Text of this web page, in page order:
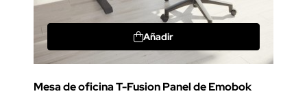
Añadir
Mesa de oficina T-Fusion Panel de Emobok